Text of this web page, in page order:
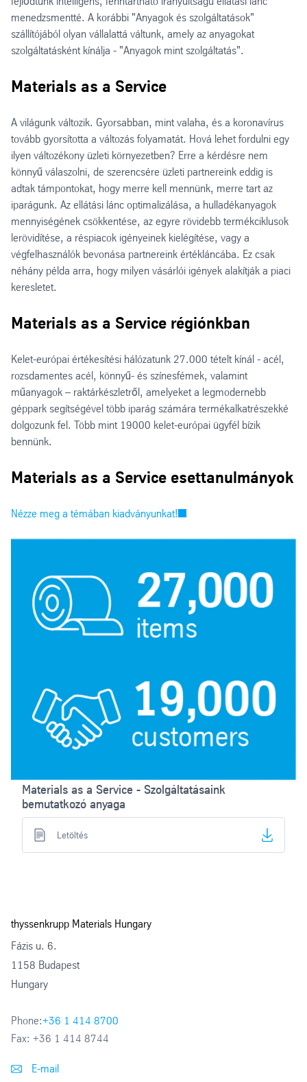
menedzsmentté. A korábbi "Anyagok és szolgáltatások"
szállítójából olyan vállalattá váltunk, amely az anyagokat
szolgáltatásként kínálja - "Anyagok mint szolgáltatás".
Materials as a Service
A világunk változik. Gyorsabban, mint valaha, és a koronavírus
tovább gyorsította a változás folyamatát. Hová lehet fordulni egy
ilyen változékony üzleti környezetben? Erre a kérdésre nem
könnyű válaszolni, de szerencsére üzleti partnereink eddig is
adtak támpontokat, hogy merre kell mennünk, merre tart az
iparágunk. Az ellátási lánc optimalizálása, a hulladékanyagok
mennyiségének csökkentése, az egyre rövidebb termékciklusok
lerövidítése, a réspiacok igényeinek kielégítése, vagy a
végfelhasználók bevonása partnereink értékláncába. Ez csak
néhány példa arra, hogy milyen vásárlói igények alakítják a piaci
keresletet.
Materials as a Service régiónkban
Kelet-európai értékesítési hálózatunk 27.000 tételt kínál - acél,
rozsdamentes acél, könnyű- és színesfémek, valamint
műanyagok – raktárkészletről, amelyeket a legmodernebb
géppark segítségével több iparág számára termékalkatrészekké
dolgozunk fel. Több mint 19000 kelet-európai ügyfél bízik
bennünk.
Materials as a Service esettanulmányok
Nézze meg a témában kiadványunkat!
Materials as a Service - Szolgáltatásaink
bemutatkozó anyaga
Letöltés
thyssenkrupp Materials Hungary
Fázis u. 6.
1158 Budapest
Hungary
Phone:+36 1 414 8700
Fax: +36 1 414 8744
E-mail